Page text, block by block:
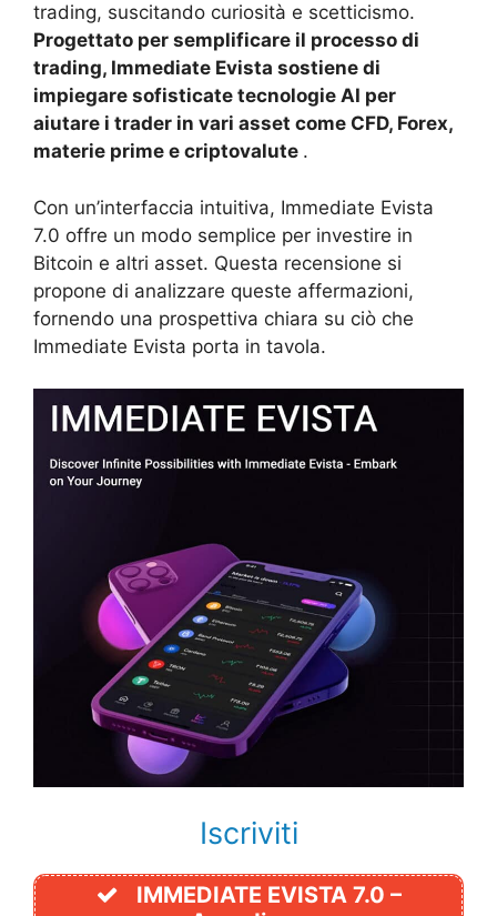
trading, suscitando curiosità e scetticismo.
Progettato per semplificare il processo di
trading, Immediate Evista sostiene di
impiegare sofisticate tecnologie AI per
aiutare i trader in vari asset come CFD, Forex,
materie prime e criptovalute .
Con un’interfaccia intuitiva, Immediate Evista
7.0 offre un modo semplice per investire in
Bitcoin e altri asset. Questa recensione si
propone di analizzare queste affermazioni,
fornendo una prospettiva chiara su ciò che
Immediate Evista porta in tavola.
Iscriviti
IMMEDIATE EVISTA 7.0 –